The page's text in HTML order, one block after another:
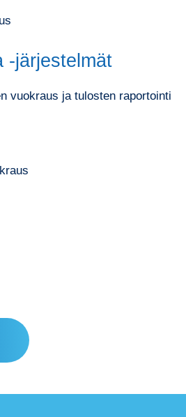
-järjestelmät
vuokraus ja tulosten raportointi